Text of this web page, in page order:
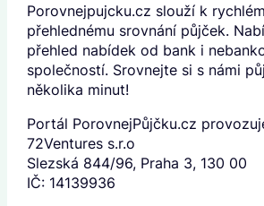
Porovnejpujcku.cz slouží k
přehlednému srovnání půjček.
přehled nabídek od bank i
společností. Srovnejte si s námi
několika minut!
Portál PorovnejPůjčku.cz
72Ventures s.r.o
Slezská 844/96, Praha 3, 130 00
IČ: 14139936